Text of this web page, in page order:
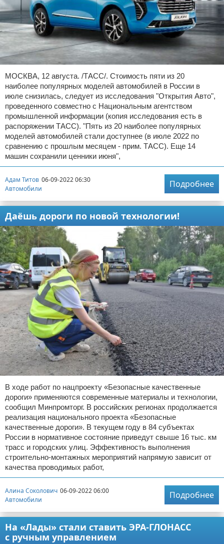
МОСКВА, 12 августа. /ТАСС/. Стоимость пяти из 20
наиболее популярных моделей автомобилей в России в
июле снизилась, следует из исследования "Открытия Авто",
проведенного совместно с Национальным агентством
промышленной информации (копия исследования есть в
распоряжении ТАСС). "Пять из 20 наиболее популярных
моделей автомобилей стали доступнее (в июле 2022 по
сравнению с прошлым месяцем - прим. ТАСС). Еще 14
машин сохранили ценники июня",
Адам Титов 06-09-2022 06:30
Автомобили
Подробнее
Даёшь дороги по новой технологии!
В ходе работ по нацпроекту «Безопасные качественные
дороги» применяются современные материалы и технологии,
сообщил Минпромторг. В российских регионах продолжается
реализация национального проекта «Безопасные
качественные дороги». В текущем году в 84 субъектах
России в нормативное состояние приведут свыше 16 тыс. км
трасс и городских улиц. Эффективность выполнения
строительно-монтажных мероприятий напрямую зависит от
качества проводимых работ,
Алина Соколович 06-09-2022 06:00
Автомобили
Подробнее
На «Лады» стали ставить ЭРА-ГЛОНАСС
с ручным управлением